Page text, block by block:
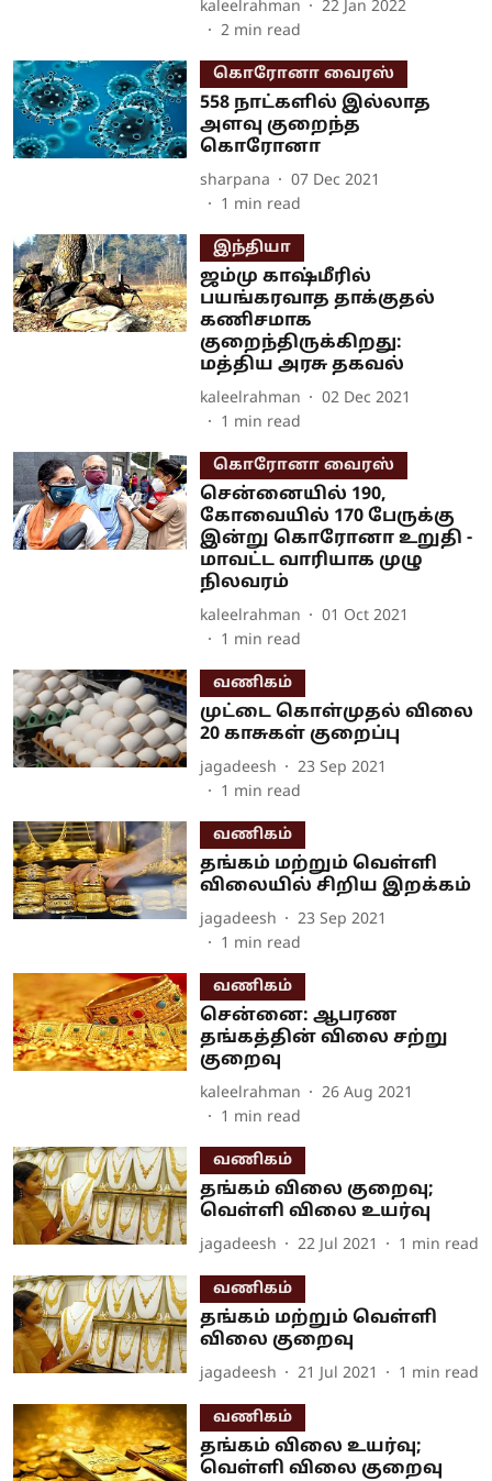
kaleelrahman
22 Jan 2022
2 min read
கொரோனா வைரஸ்
558 நாட்களில் இல்லாத
அளவு குறைந்த
கொரோனா
sharpana
07 Dec 2021
1 min read
இந்தியா
ஜம்மு காஷ்மீரில்
பயங்கரவாத தாக்குதல்
கணிசமாக
குறைந்திருக்கிறது:
மத்திய அரசு தகவல்
kaleelrahman
02 Dec 2021
1 min read
கொரோனா வைரஸ்
சென்னையில் 190,
கோவையில் 170 பேருக்கு
இன்று கொரோனா உறுதி -
மாவட்ட வாரியாக முழு
நிலவரம்
kaleelrahman
01 Oct 2021
1 min read
வணிகம்
முட்டை கொள்முதல் விலை
20 காசுகள் குறைப்பு
jagadeesh
23 Sep 2021
1 min read
வணிகம்
தங்கம் மற்றும் வெள்ளி
விலையில் சிறிய இறக்கம்
jagadeesh
23 Sep 2021
1 min read
வணிகம்
சென்னை: ஆபரண
தங்கத்தின் விலை சற்று
குறைவு
kaleelrahman
26 Aug 2021
1 min read
வணிகம்
தங்கம் விலை குறைவு;
வெள்ளி விலை உயர்வு
jagadeesh 22 Jul 2021 1 min read
வணிகம்
தங்கம் மற்றும் வெள்ளி
விலை குறைவு
jagadeesh 21 Jul 2021 1 min read
வணிகம்
தங்கம் விலை உயர்வு;
வெள்ளி விலை குறைவு